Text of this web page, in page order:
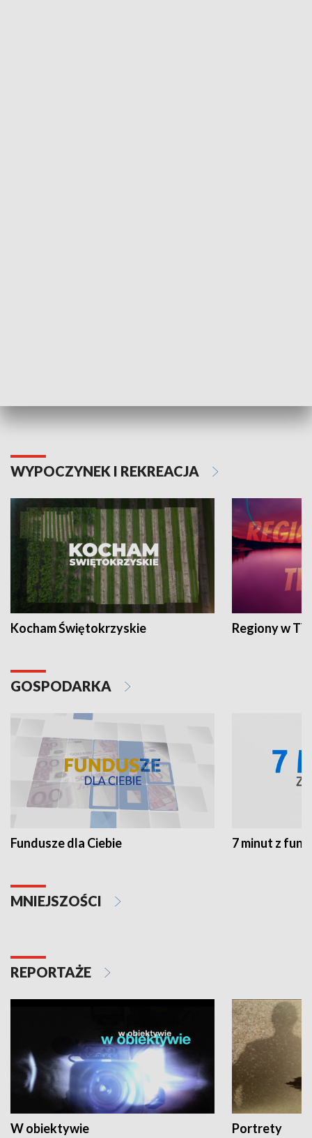
WYPOCZYNEK I REKREACJA
Kocham Świętokrzyskie Regiony w
GOSPODARKA
Fundusze dla Ciebie 7 minut z
MNIEJSZOŚCI
REPORTAŻE
W obiektywie Portrety